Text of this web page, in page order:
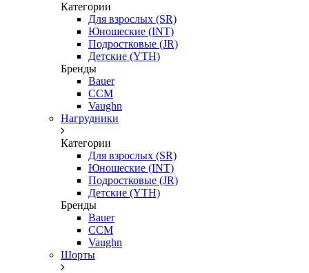
Категории
Для взрослых (SR)
Юношеские (INT)
Подростковые (JR)
Детские (YTH)
Бренды
Bauer
CCM
Vaughn
Нагрудники
Категории
Для взрослых (SR)
Юношеские (INT)
Подростковые (JR)
Детские (YTH)
Бренды
Bauer
CCM
Vaughn
Шорты